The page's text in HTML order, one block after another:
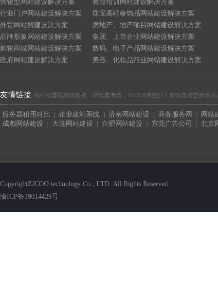
营销型网站建设解决方案
行业门户网站建设解决方案
外贸网站解建设决方案
品牌形象网站建设解决方案
购物商城网站建设解决方案
政府网站建设解决方案
教育培训网站建设解决方案
珠宝高端奢饰品网站建设解决方案
房地产、地产项目网站建设解决方案
集团、上市企业网站建设解决方案
数码、电子产品网站建设解决方案
美容、化妆品行业网站建设解决方案
友情链接 我们很重视友情链接，请慎重考虑，SEOER屌丝们！友情连接交换请联
服务器租用对比 企业建站系统 济南网站建设 商务服务网
网站
成都网站建设
大连网站建设 合肥网站建设 东莞广告公司 北京
CopyrightZJCOO technology Co., LTD. All Rights Reserved.
渝ICP备19014429号